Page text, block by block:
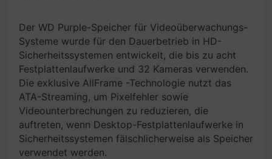
Der WD Purple-Speicher für Videoüberwachungs-
Systeme wurde für den Dauerbetrieb in HD-
Sicherheitssystemen entwickelt, die bis zu acht
Festplattenlaufwerke und 32 Kameras verwenden.
Die exklusive AllFrame -Technologie nutzt das
ATA-Streaming, um Pixelfehler sowie
Videounterbrechungen zu reduzieren, die
auftreten, wenn Desktop-Festplattenlaufwerke in
Sicherheitssystemen fälschlicherweise als Speicher
verwendet werden.